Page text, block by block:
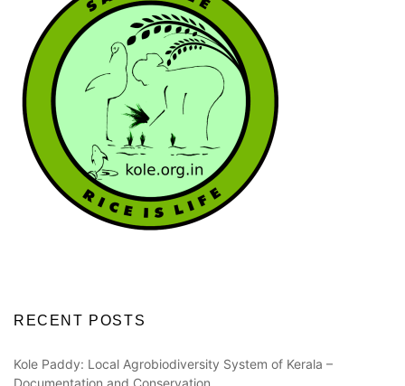
RECENT POSTS
Kole Paddy: Local Agrobiodiversity System of Kerala –
Documentation and Conservation